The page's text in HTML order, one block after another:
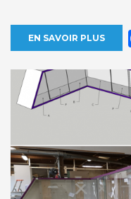
EN SAVOIR PLUS